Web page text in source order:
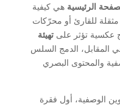
الرئيسية هي كيفية
مثقلة للقارئ أو محرّكات
عكسية تؤثر على تهيئة
المقابل، الدمج السلس
والمحتوى البصري
الوصفية، أول فقرة